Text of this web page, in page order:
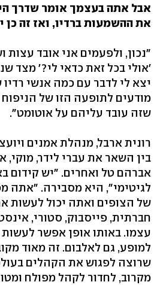
אבל אתה בעצמך אומר שדרך
את ההשמעות ברדיו, ואז זה כן
"נכון, ולפעמים אני אובד עצות
'אולי בכל זאת כדאי לי?' מצד
יצא לי לדבר עם כמה אנשי
מודעים לתופעה הזו של הניפוח
שזה עובד עליהם על אוטומט".
רונית ארבל, מנהלת אמנים
בין השאר את עברי לידר, מוקי,
אברהם טל ואחרים. "יש קידום
לגיטימי", היא מסבירה. "אתה
של הצופים ואתה יכול לעשות
חברתית, פייסבוק, סטורי,
עצמו. באותו אופן אפשר לעשות
למופע, גם לאלבום. זה מאוד
שרוצה לפגוש את הקהלים
מקרוב, לחדור לקהל מפולח